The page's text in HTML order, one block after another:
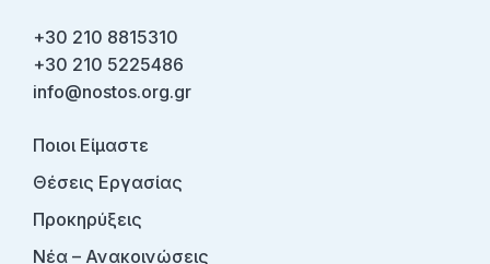
+30 210 8815310
+30 210 5225486
info@nostos.org.gr
Ποιοι Είμαστε
Θέσεις Εργασίας
Προκηρύξεις
Νέα – Ανακοινώσεις